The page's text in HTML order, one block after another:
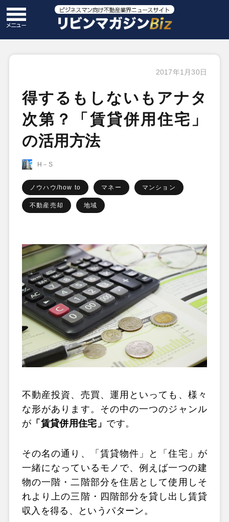
2017年1月30日
得するもしないもアナタ
次第？「賃貸併用住宅」
の活用方法
H－S
ノウハウ/how to マネー マンション
不動産売却 地域
不動産投資、売買、運用といっても、様々
な形があります。その中の一つのジャンル
が 「賃貸併用住宅」 です。
その名の通り、「賃貸物件」と「住宅」が
一緒になっているモノで、例えば一つの建
物の一階・二階部分を住居として使用しそ
れより上の三階・四階部分を貸し出し賃貸
収入を得る、というパターン。